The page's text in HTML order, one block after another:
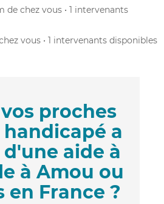
de chez vous • 1 intervenants
vous • 1 intervenants disponibles
proches
a
aide à
à Amou ou
en France ?